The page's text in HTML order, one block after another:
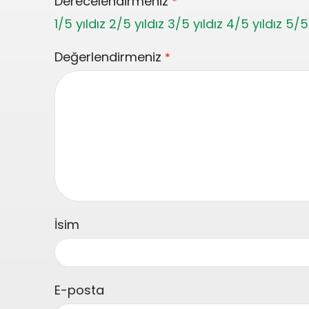
1/5 yıldız 2/5 yıldız 3/5 yıldız 4/5 yıldız 5/5
Değerlendirmeniz *
İsim
E-posta